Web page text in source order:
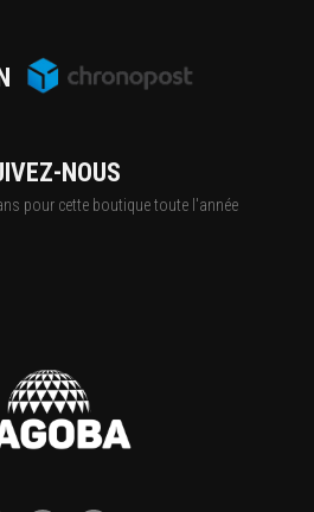
NOUS
pour cette boutique toute l'année